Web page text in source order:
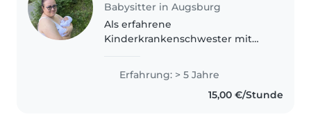
Babysitter in Augsburg
Als erfahrene
Kinderkrankenschwester mit
biete ich liebevolle Betreuung
für dein Baby. Ich spreche
Deutsch, Englisch und
Erfahrung: > 5 Jahre
15,00 €/Stunde